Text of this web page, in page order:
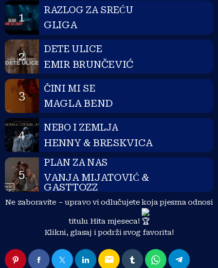
1
RAZLOG ZA SREĆU
GLIGA
2
DETE ULICE
EMIR BRUNČEVIĆ
3
ČINI MI SE
MAGLA BEND
4
NEBO I ZEMLJA
HENNY & BRESKVICA
5
PLAN ZA NAS
VANJA MIJATOVIĆ &
GASTTOZZ
Ne zaboravite – upravo vi odlučujete koja pjesma odnosi
titulu Hita mjeseca!
Klikni, glasaj i podrži svog favorita!
email